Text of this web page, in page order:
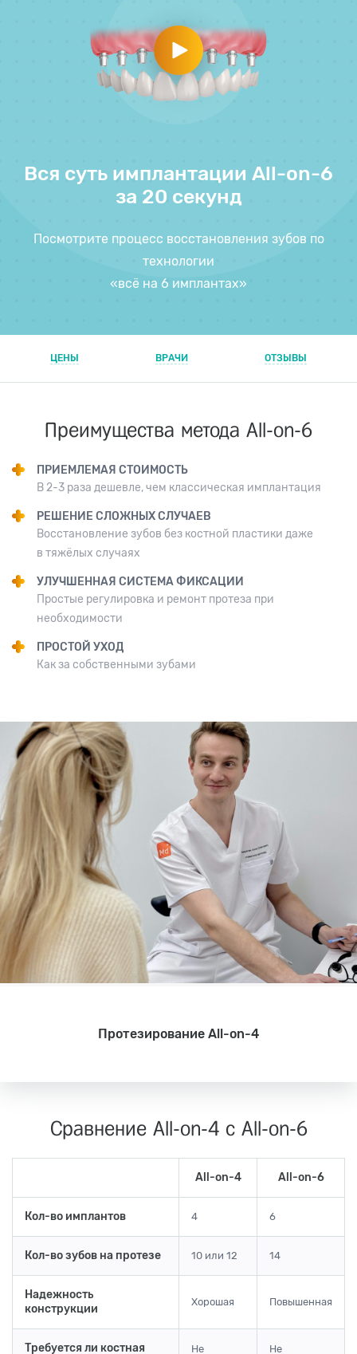
Вся суть имплантации All-on-6
за 20 секунд
Посмотрите процесс восстановления зубов по
технологии
«всё на 6 имплантах»
ЦЕНЫ ВРАЧИ ОТЗЫВЫ
Преимущества метода All-on-6
ПРИЕМЛЕМАЯ СТОИМОСТЬ
В 2-3 раза дешевле, чем классическая имплантация
РЕШЕНИЕ СЛОЖНЫХ СЛУЧАЕВ
Восстановление зубов без костной пластики даже
в тяжёлых случаях
УЛУЧШЕННАЯ СИСТЕМА ФИКСАЦИИ
Простые регулировка и ремонт протеза при
необходимости
ПРОСТОЙ УХОД
Как за собственными зубами
Протезирование All-on-4
Сравнение All-on-4 с All-on-6
All-on-4 All-on-6
Кол-во имплантов 4 6
Кол-во зубов на протезе 10 или 12 14
Надежность
конструкции
Хорошая Повышенная
Требуется ли костная Не Не